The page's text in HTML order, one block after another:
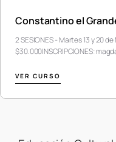
Constantino el
2 SESIONES - Martes 13 y 20
$30.000INSCRIPCIONES:
VER CURSO